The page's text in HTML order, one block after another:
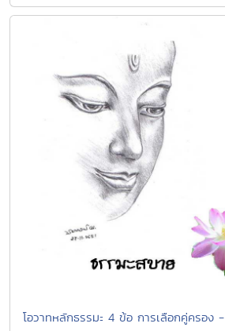
โอวาทหลักธรรมะ 4 ข้อ การเลือกคู่ครอ